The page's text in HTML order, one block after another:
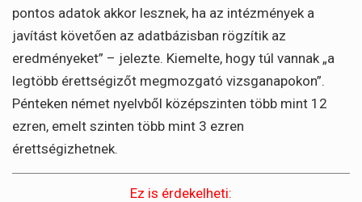
pontos adatok akkor lesznek, ha az intézmények a
javítást követően az adatbázisban rögzítik az
eredményeket” – jelezte. Kiemelte, hogy túl vannak „a
legtöbb érettségizőt megmozgató vizsganapokon”.
Pénteken német nyelvből középszinten több mint 12
ezren, emelt szinten több mint 3 ezren
érettségizhetnek.
Ez is érdekelheti: